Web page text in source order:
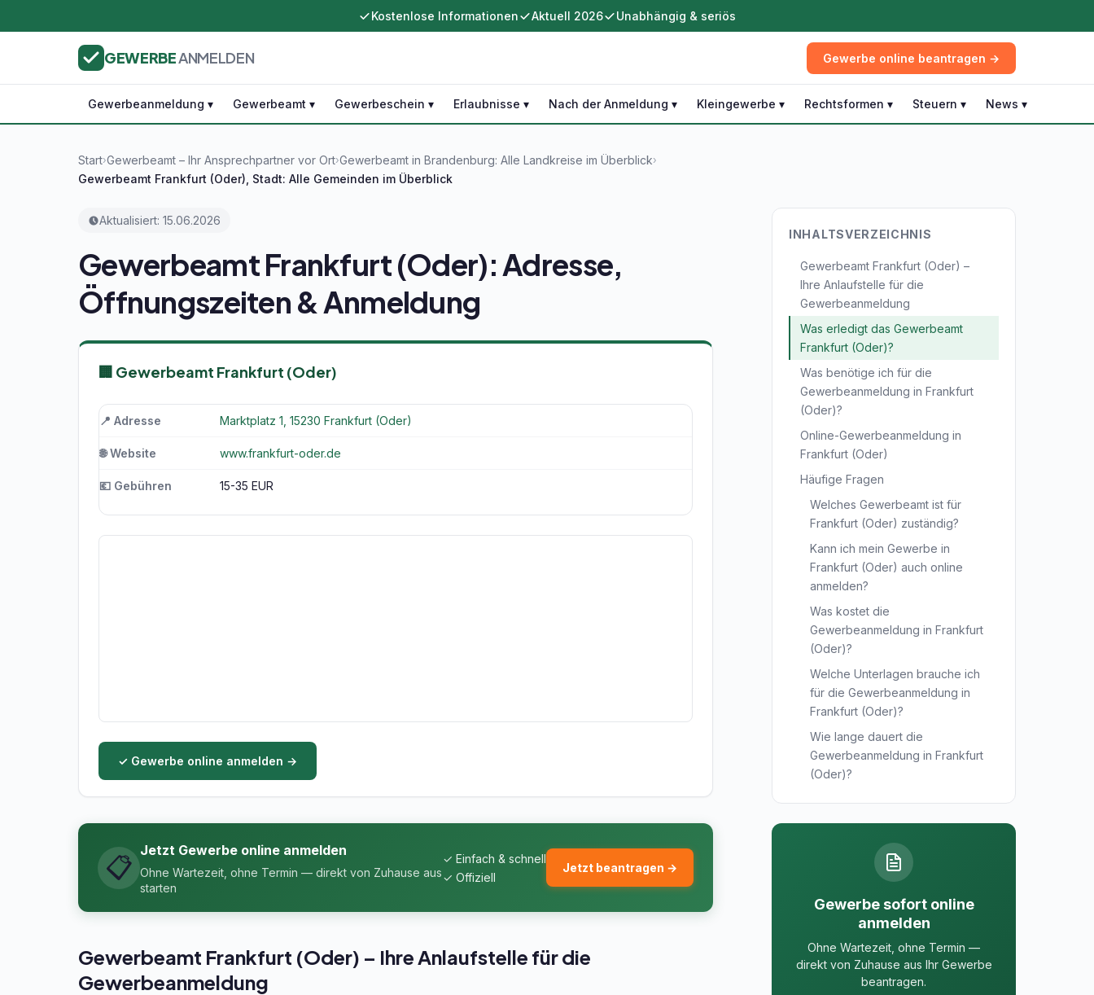
Kostenlose Informationen Aktuell 2026 Unabhängig & seriös
GEWERBEANMELDEN Gewerbe online beantragen →
Gewerbeanmeldung ▾ Gewerbeamt ▾ Gewerbeschein ▾ Erlaubnisse ▾ Nach der Anmeldung ▾ Kleingewerbe ▾ Rechtsformen ▾ Steuern ▾ News ▾
Start›Gewerbeamt – Ihr Ansprechpartner vor Ort›Gewerbeamt in Brandenburg: Alle Landkreise im Überblick›
Gewerbeamt Frankfurt (Oder), Stadt: Alle Gemeinden im Überblick
Aktualisiert: 15.06.2026
Gewerbeamt Frankfurt (Oder): Adresse,
Öffnungszeiten & Anmeldung
🏢 Gewerbeamt Frankfurt (Oder)
📍 Adresse Marktplatz 1, 15230 Frankfurt (Oder)
🌐 Website www.frankfurt-oder.de
💶 Gebühren 15-35 EUR
✓ Gewerbe online anmelden →
📋
Jetzt Gewerbe online anmelden
Ohne Wartezeit, ohne Termin — direkt von Zuhause aus
starten
✓ Einfach & schnell
✓ Offiziell
Jetzt beantragen →
Gewerbeamt Frankfurt (Oder) – Ihre Anlaufstelle für die
Gewerbeanmeldung
INHALTSVERZEICHNIS
Gewerbeamt Frankfurt (Oder) –
Ihre Anlaufstelle für die
Gewerbeanmeldung
Was erledigt das Gewerbeamt
Frankfurt (Oder)?
Was benötige ich für die
Gewerbeanmeldung in Frankfurt
(Oder)?
Online-Gewerbeanmeldung in
Frankfurt (Oder)
Häufige Fragen
Welches Gewerbeamt ist für
Frankfurt (Oder) zuständig?
Kann ich mein Gewerbe in
Frankfurt (Oder) auch online
anmelden?
Was kostet die
Gewerbeanmeldung in Frankfurt
(Oder)?
Welche Unterlagen brauche ich
für die Gewerbeanmeldung in
Frankfurt (Oder)?
Wie lange dauert die
Gewerbeanmeldung in Frankfurt
(Oder)?
Gewerbe sofort online
anmelden
Ohne Wartezeit, ohne Termin —
direkt von Zuhause aus Ihr Gewerbe
beantragen.